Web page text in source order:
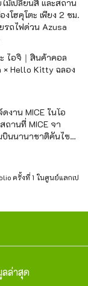
ม้เปลี่ยนสี และสถาน
งโฮคุโตะ เพียง 2 ชม.
รถไฟด่วน Azusa
ะ ไอจิ｜สินค้าคอล
× Hello Kitty ฉลอง
งาน MICE ในโอ
ถานที่ MICE จา
บินนานาชาติคันไซ
มนานาชาติและ
ครั้งที่ 1 ในศูนย์แลกเปลี่
ล่าสุด